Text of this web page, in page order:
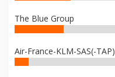
The Blue Group
Air-France-KLM-SAS(-TAP)